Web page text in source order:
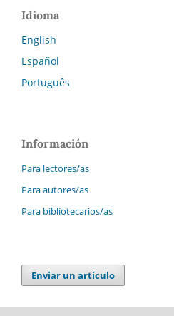
Idioma
English
Español
Português
Información
Para lectores/as
Para autores/as
Para bibliotecarios/as
Enviar un artículo